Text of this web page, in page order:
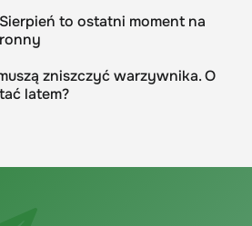
to ostatni moment na
zniszczyć warzywnika. O
latem?